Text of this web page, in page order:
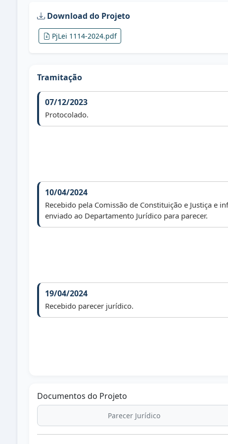
Download do Projeto
PjLei 1114-2024.pdf
Tramitação
07/12/2023
Protocolado.
10/04/2024
Recebido pela Comissão de Constituição e Justiça e
enviado ao Departamento Jurídico para parecer.
19/04/2024
Recebido parecer jurídico.
Documentos do Projeto
Parecer Jurídico